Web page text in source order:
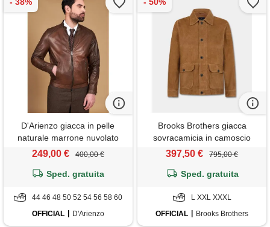
D'Arienzo giacca in pelle
naturale marrone nuvolato
effetto liscio D'Arienzo
249,00 € 400,00 €
Sped. gratuita
44 46 48 50 52 54 56 58 60
OFFICIAL
D'Arienzo
Brooks Brothers giacca
sovracamicia in camoscio
beige
397,50 € 795,00 €
Sped. gratuita
L XXL XXXL
OFFICIAL
Brooks Brothers